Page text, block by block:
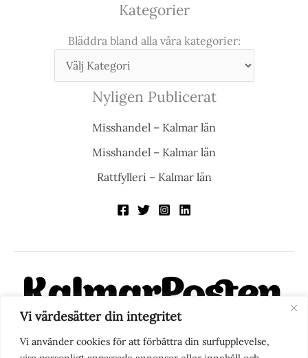
Vi värdesätter din integritet
Vi använder cookies för att förbättra din surfupplevelse,
Kategorier
Bläddra bland alla våra kategorier:
Nyligen Publicerat
Misshandel – Kalmar län
Misshandel – Kalmar län
Rattfylleri – Kalmar län
KalmarPosten är en modern lokalnyhetstidning på nätet. Med
fokus på Kalmarregionen, men också med blick för det större